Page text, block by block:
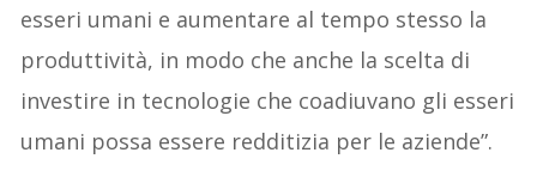
esseri umani e aumentare al tempo stesso la
produttività, in modo che anche la scelta di
investire in tecnologie che coadiuvano gli esseri
umani possa essere redditizia per le aziende”.